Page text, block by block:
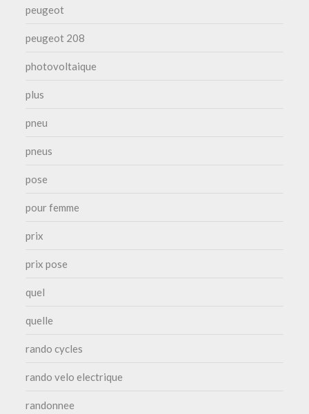
peugeot
peugeot 208
photovoltaique
plus
pneu
pneus
pose
pour femme
prix
prix pose
quel
quelle
rando cycles
rando velo electrique
randonnee